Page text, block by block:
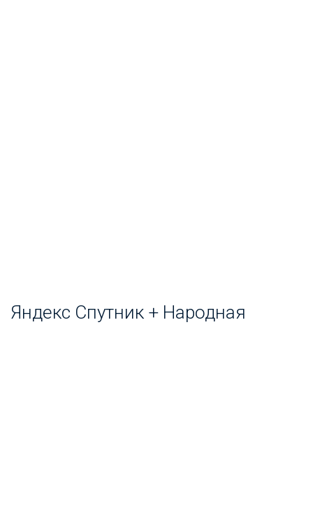
Яндекс Спутник + Народная